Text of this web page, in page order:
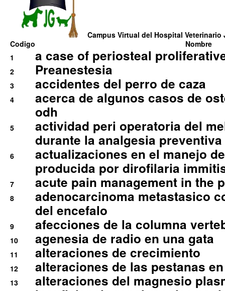
Campus Virtual del Hospital Veterinario
Codigo
Nombre
1
a case of periosteal
2 Preanestesia
3 accidentes del perro de caza
4
acerca de algunos casos de
odh
5
actividad peri operatoria del
durante la analgesia
6
actualizaciones en el manejo
producida por dirofilaria
7 acute pain management in the
8
adenocarcinoma metastasico
del encefalo
9 afecciones de la columna
10 agenesia de radio en una gata
11 alteraciones de crecimiento
12 alteraciones de las pestanas
13
alteraciones del magnesio